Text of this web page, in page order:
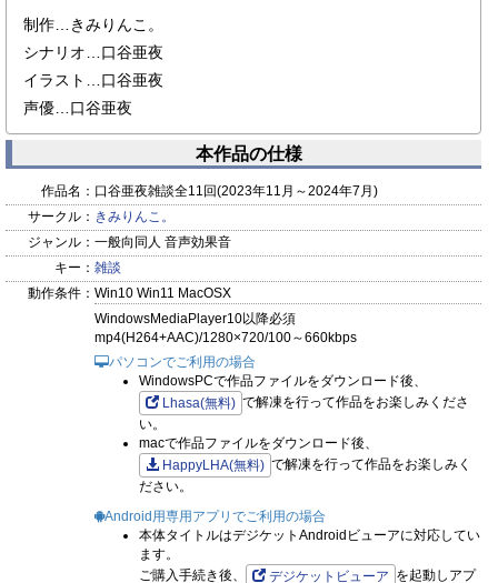
制作…きみりんこ。
シナリオ…口谷亜夜
イラスト…口谷亜夜
声優…口谷亜夜
本作品の仕様
作品名： 口谷亜夜雑談全11回(2023年11月～2024年7月)
サークル： きみりんこ。
ジャンル： 一般向同人 音声効果音
キー： 雑談
動作条件： Win10 Win11 MacOSX
WindowsMediaPlayer10以降必須
mp4(H264+AAC)/1280×720/100～660kbps
パソコンでご利用の場合
WindowsPCで作品ファイルをダウンロード後、
Lhasa(無料) で解凍を行って作品をお楽しみくださ
い。
macで作品ファイルをダウンロード後、
HappyLHA(無料) で解凍を行って作品をお楽しみく
ださい。
Android用専用アプリでご利用の場合
本体タイトルはデジケットAndroidビューアに対応してい
ます。
ご購入手続き後、
デジケットビューア を起動しアプ